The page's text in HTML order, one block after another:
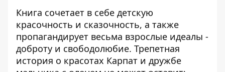
Книга сочетает в себе детскую
красочность и сказочность, а также
пропагандирует весьма взрослые идеалы -
доброту и свободолюбие. Трепетная
история о красотах Карпат и дружбе